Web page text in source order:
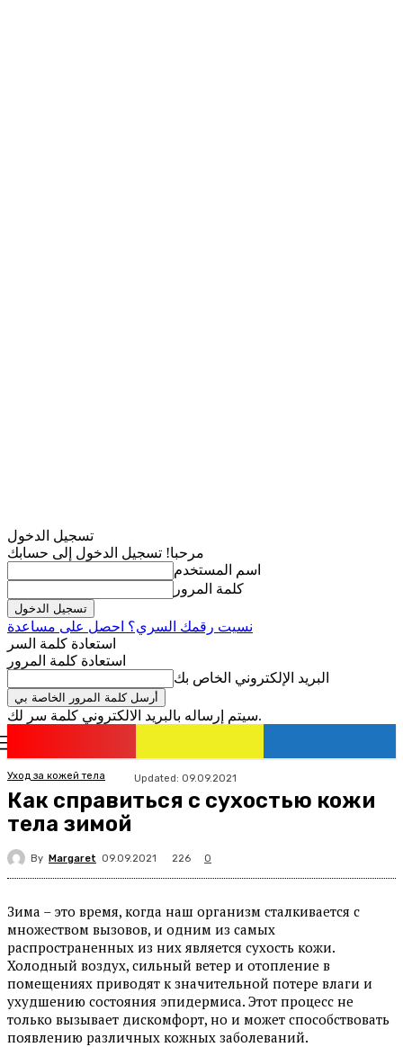
تسجيل الدخول
مرحبا! تسجيل الدخول إلى حسابك
اسم المستخدم
كلمة المرور
نسيت رقمك السري؟ احصل على مساعدة
استعادة كلمة السر
استعادة كلمة المرور
البريد الإلكتروني الخاص بك
سيتم إرساله بالبريد الالكتروني كلمة سر لك.
Уход за кожей тела Updated: 09.09.2021
Как справиться с сухостью кожи
тела зимой
By Margaret 09.09.2021 226 0
Зима – это время, когда наш организм сталкивается с
множеством вызовов, и одним из самых
распространенных из них является сухость кожи.
Холодный воздух, сильный ветер и отопление в
помещениях приводят к значительной потере влаги и
ухудшению состояния эпидермиса. Этот процесс не
только вызывает дискомфорт, но и может способствовать
появлению различных кожных заболеваний.